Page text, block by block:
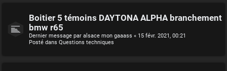
Boitier 5 témoins DAYTONA ALPHA branchement
bmw r65
Dernier message par alsace mon gaaass « 15 févr. 2021, 00:21
Posté dans Questions techniques